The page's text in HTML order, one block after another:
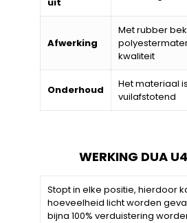
Afwerking
Met rubber
kwaliteit
Onderhoud
Het materiaal
vuilafstotend
WERKING DUA
Stopt in elke positie, hierdoor
hoeveelheid licht worden
bijna 100% verduistering